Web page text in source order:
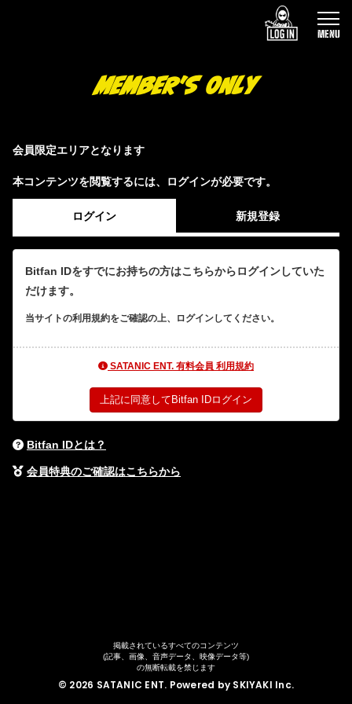
MENU
MEMBER'S ONLY
会員限定エリアとなります
本コンテンツを閲覧するには、ログインが必要です。
ログイン 新規登録
Bitfan IDをすでにお持ちの方はこちらからログインしていた
だけます。
当サイトの利用規約をご確認の上、ログインしてください。
SATANIC ENT. 有料会員 利用規約
上記に同意してBitfan IDログイン
Bitfan IDとは？
会員特典のご確認はこちらから
掲載されているすべてのコンテンツ
(記事、画像、音声データ、映像データ等)
の無断転載を禁じます
© 2026 SATANIC ENT. Powered by SKIYAKI Inc.